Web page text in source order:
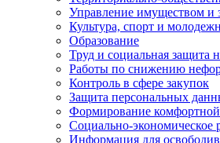
Управление имуществом и
Культура, спорт и
Образование
Труд и социальная защита
Работы по снижению
Контроль в сфере закупок
Защита персональных
Формирование
Социально-экономическое
Информация для